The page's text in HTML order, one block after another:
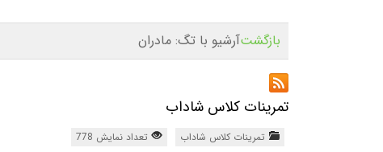
آرشیو با تگ: مادران بازگشت
تمرینات کلاس شاداب
تمرینات کلاس شاداب تعداد نمایش 778